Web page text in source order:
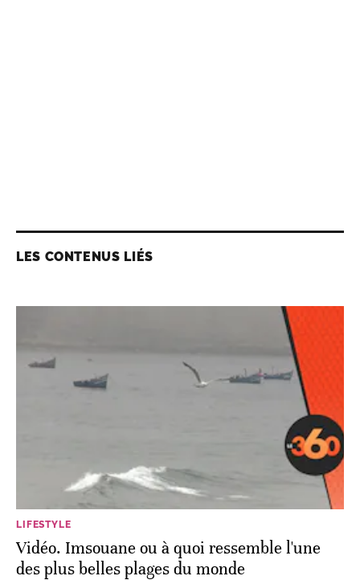
LES CONTENUS LIÉS
LIFESTYLE
Vidéo. Imsouane ou à quoi ressemble l'une
des plus belles plages du monde